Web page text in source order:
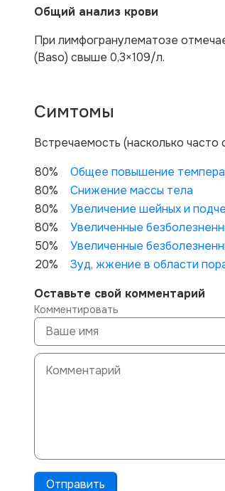
Общий анализ крови
При лимфогранулематозе
(Ваso) свыше 0,3×109/л.
Симтомы
Вcтречаемость (насколько
80%
Общее повышение
80%
Снижение массы тела
80%
Увеличение шейных и
80%
Увеличенные
50%
Увеличенные
20%
Зуд, жжение в области
Оставьте свой комментарий
Комментировать
Отправить